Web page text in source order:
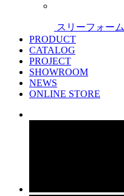
スリーフォーム
PRODUCT
CATALOG
PROJECT
SHOWROOM
NEWS
ONLINE STORE